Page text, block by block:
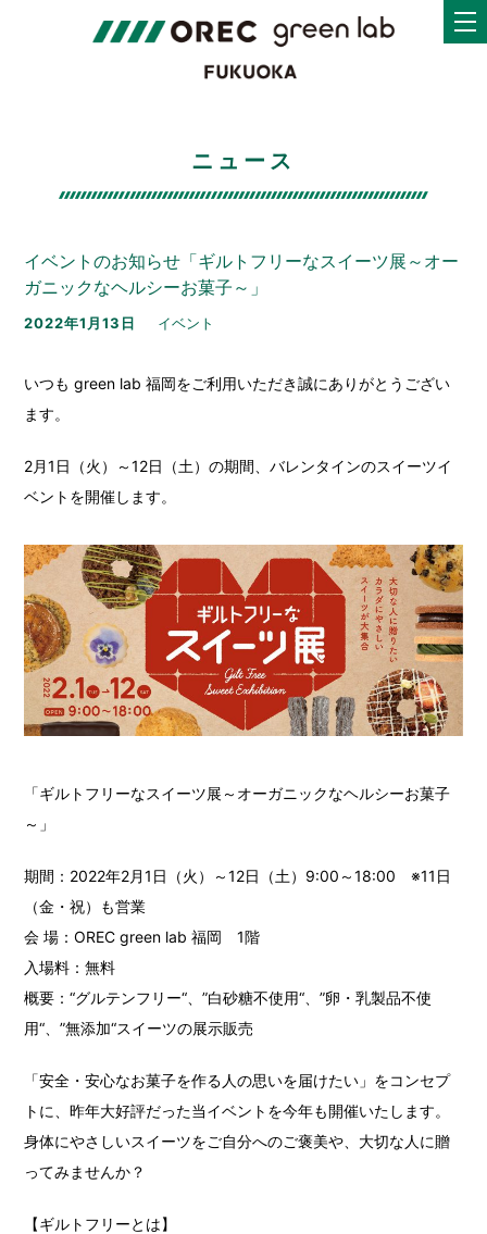
ニュース
イベントのお知らせ「ギルトフリーなスイーツ展～オー
ガニックなヘルシーお菓子～」
2022年1月13日 イベント
いつも green lab 福岡をご利用いただき誠にありがとうござい
ます。
2月1日（火）～12日（土）の期間、バレンタインのスイーツイ
ベントを開催します。
「ギルトフリーなスイーツ展 ～オーガニックなヘルシーお菓子
～ 」
期間：2022年2月1日（火）～12日（土）9:00～18:00 ※11日
（金・祝）も営業
会 場：OREC green lab 福岡 1階
入場料：無料
概要：“グルテンフリー“、”白砂糖不使用“、”卵・乳製品不使
用“、”無添加“スイーツの展示販売
「安全・安心なお菓子を作る人の思いを届けたい」をコンセプ
トに、昨年大好評だった当イベントを今年も開催いたします。
身体にやさしいスイーツをご自分へのご褒美や、大切な人に贈
ってみませんか？
【ギルトフリーとは】